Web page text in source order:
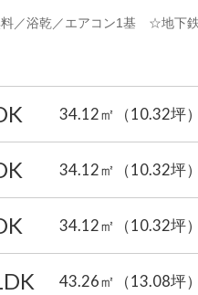
／浴乾／エアコン1基 ☆地下
34.12㎡ （10.32坪）
34.12㎡ （10.32坪）
34.12㎡ （10.32坪）
43.26㎡ （13.08坪）